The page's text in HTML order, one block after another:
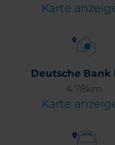
Karte
Deutsche Bank
4.78km
Karte